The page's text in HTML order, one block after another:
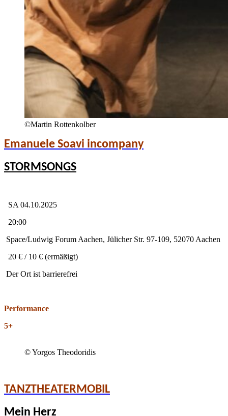
©Martin Rottenkolber
Emanuele Soavi incompany
STORMSONGS
SA 04.10.2025
20:00
Space/Ludwig Forum Aachen, Jülicher Str. 97-109, 52070 Aachen
20 € / 10 € (ermäßigt)
Der Ort ist barrierefrei
Performance
5+
© Yorgos Theodoridis
TANZTHEATERMOBIL
Mein Herz